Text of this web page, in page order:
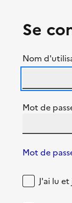
Se
Nom
Mot de
Mot de
J'ai lu